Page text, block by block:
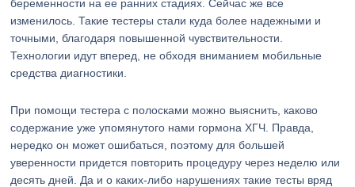
беременности на ее ранних стадиях. Сейчас же все
изменилось. Такие тестеры стали куда более надежными и
точными, благодаря повышенной чувствительности.
Технологии идут вперед, не обходя вниманием мобильные
средства диагностики.
При помощи тестера с полосками можно выяснить, каково
содержание уже упомянутого нами гормона ХГЧ. Правда,
нередко он может ошибаться, поэтому для большей
уверенности придется повторить процедуру через неделю или
десять дней. Да и о каких-либо нарушениях такие тесты вряд